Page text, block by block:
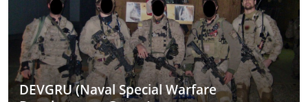
DEVGRU (Naval Special Warfare